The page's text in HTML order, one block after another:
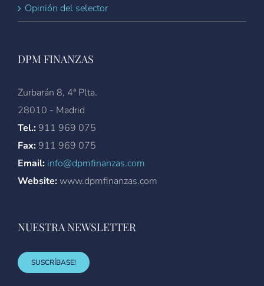
Opinión del selector
DPM FINANZAS
Zurbarán 8, 4ª Plta.
28010 - Madrid
Tel.: 911 969 075
Fax: 911 969 075
Email: info@dpmfinanzas.com
Website:www.dpmfinanzas.com
NUESTRA NEWSLETTER
SUSCRÍBASE!